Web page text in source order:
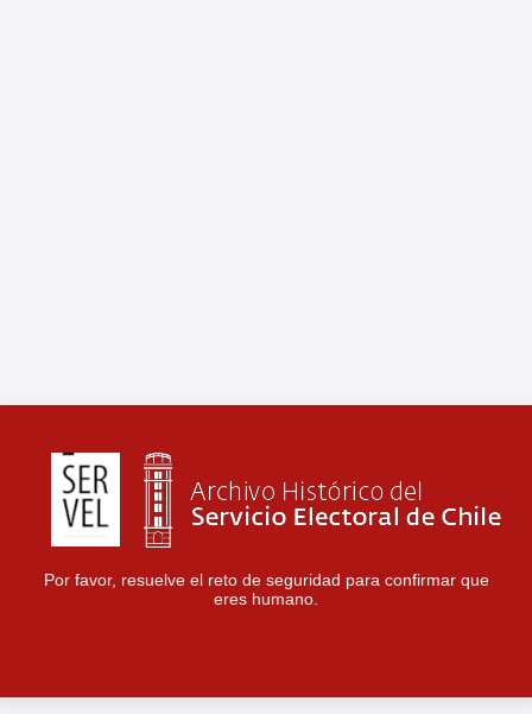
Por favor, resuelve el reto de seguridad para confirmar que
eres humano.